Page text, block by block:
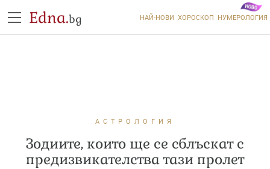
Edna.bg НАЙ-НОВИ ХОРОСКОП НУМЕРОЛОГИЯ
АСТРОЛОГИЯ
Зодиите, които ще се сблъскат с
предизвикателства тази пролет